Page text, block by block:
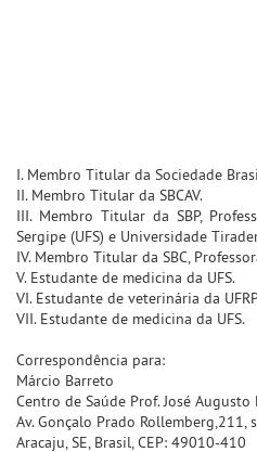
I. Membro Titular da Sociedade
II. Membro Titular da SBCAV.
III. Membro Titular da SBP,
Sergipe (UFS) e Universidade
IV. Membro Titular da SBC,
V. Estudante de medicina da UFS.
VI. Estudante de veterinária da
VII. Estudante de medicina da UFS.
Correspondência para:
Márcio Barreto
Centro de Saúde Prof. José Augusto
Av. Gonçalo Prado Rollemberg,211,
Aracaju, SE, Brasil, CEP: 49010-410